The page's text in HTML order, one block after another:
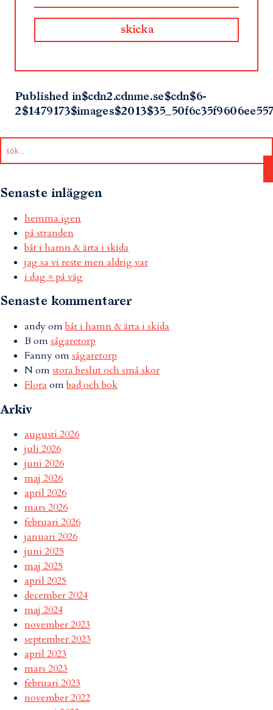
Published in$cdn2.cdnme.se$cdn$6-
Senaste inläggen
hemma igen
på stranden
båt i hamn & ärta i skida
jag sa vi reste men aldrig var
i dag = på väg
Senaste kommentarer
andyombåt i hamn & ärta i skida
B omsågaretorp
Fannyomsågaretorp
Nomstora beslut och små skor
Flora ombad och bok
Arkiv
augusti 2026
juli 2026
juni 2026
maj 2026
april 2026
mars 2026
februari 2026
januari 2026
juni 2025
maj 2025
april 2025
december 2024
maj 2024
november 2023
september 2023
april 2023
mars 2023
februari 2023
november 2022